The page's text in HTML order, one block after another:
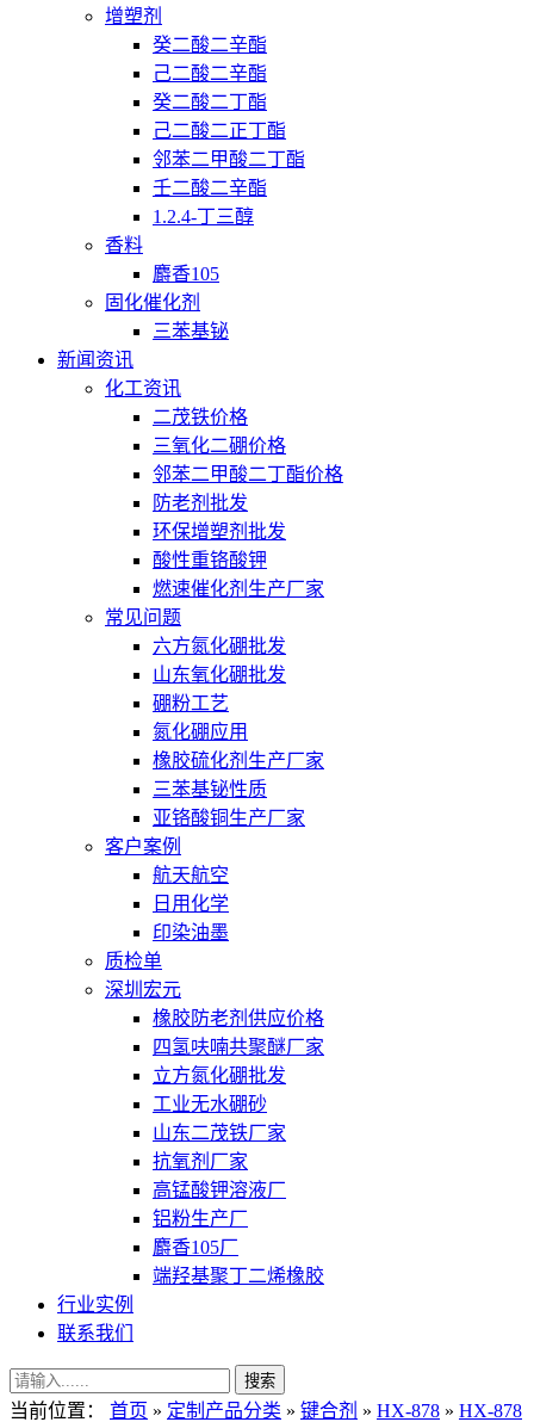
增塑剂
癸二酸二辛酯
己二酸二辛酯
癸二酸二丁酯
己二酸二正丁酯
邻苯二甲酸二丁酯
壬二酸二辛酯
1.2.4-丁三醇
香料
麝香105
固化催化剂
三苯基铋
新闻资讯
化工资讯
二茂铁价格
三氧化二硼价格
邻苯二甲酸二丁酯价格
防老剂批发
环保增塑剂批发
酸性重铬酸钾
燃速催化剂生产厂家
常见问题
六方氮化硼批发
山东氧化硼批发
硼粉工艺
氮化硼应用
橡胶硫化剂生产厂家
三苯基铋性质
亚铬酸铜生产厂家
客户案例
航天航空
日用化学
印染油墨
质检单
深圳宏元
橡胶防老剂供应价格
四氢呋喃共聚醚厂家
立方氮化硼批发
工业无水硼砂
山东二茂铁厂家
抗氧剂厂家
高锰酸钾溶液厂
铝粉生产厂
麝香105厂
端羟基聚丁二烯橡胶
行业实例
联系我们
当前位置： 首页 » 定制产品分类 » 键合剂 » HX-878 » HX-878